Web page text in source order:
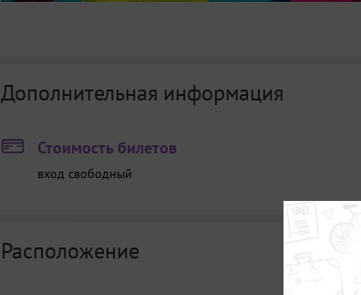
Дополнительная информация
Стоимость билетов
вход свободный
Расположение